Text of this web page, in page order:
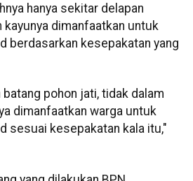
hanya sekitar delapan
kayunya dimanfaatkan untuk
berdasarkan kesepakatan yang
pohon jati, tidak dalam
dimanfaatkan warga untuk
sesuai kesepakatan kala itu,"